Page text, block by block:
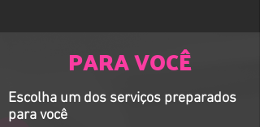
PARA VOCÊ
Escolha um dos serviços preparados
para você